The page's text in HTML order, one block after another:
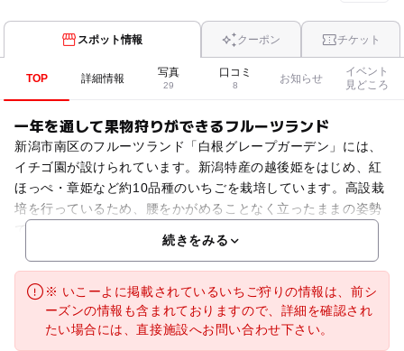
スポット情報 クーポン チケット
TOP 詳細情報 写真
29
口コミ
8
お知らせ
イベント
見どころ
一年を通して果物狩りができるフルーツランド
新潟市南区のフルーツランド「白根グレープガーデン」には、
イチゴ園が設けられています。新潟特産の越後姫をはじめ、紅
ほっぺ・章姫など約10品種のいちごを栽培しています。高設栽
培を行っているため、腰をかがめることなく立ったままの姿勢
でイチゴ狩りを楽しむことができます。食べ放題コースはタ
続きをみる
※ いこーよに掲載されているいちご狩りの情報は、前シ
ーズンの情報も含まれておりますので、詳細を確認され
たい場合には、直接施設へお問い合わせ下さい。